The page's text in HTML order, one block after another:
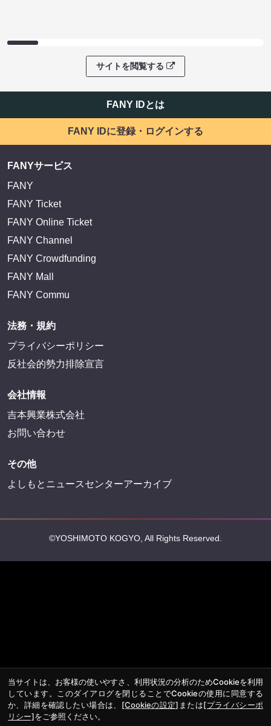
サイトを閲覧する
FANY IDとは
FANY IDに登録・ログインする
FANYサービス
FANY
FANY Ticket
FANY Online Ticket
FANY Channel
FANY Crowdfunding
FANY Mall
FANY Commu
法務・規約
プライバシーポリシー
反社会的勢力排除宣言
会社情報
吉本興業株式会社
お問い合わせ
その他
よしもとニュースセンターアーカイブ
©YOSHIMOTO KOGYO, All Rights Reserved.
当サイトは、お客様の使いやすさ、利用状況の分析のためCookieを利用
しています。このダイアログを閉じることでCookieの使用に同意する
か、詳細を確認したい場合は、 [Cookieの設定] または[プライバシーポ
リシー]をご参照ください。